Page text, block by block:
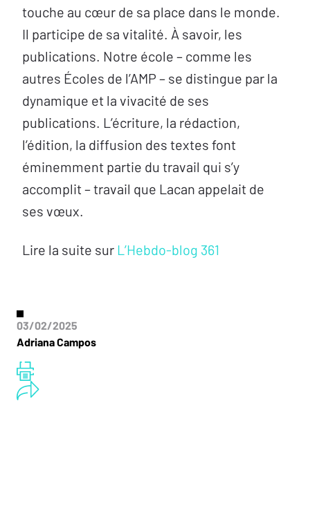
03/02/2025
Adriana Campos
touche au cœur de sa place dans le monde.
Il participe de sa vitalité. À savoir, les
publications. Notre école – comme les
autres Écoles de l’AMP – se distingue par la
dynamique et la vivacité de ses
publications. L’écriture, la rédaction,
l’édition, la diffusion des textes font
éminemment partie du travail qui s’y
accomplit – travail que Lacan appelait de
ses vœux.
Lire la suite sur L’Hebdo-blog 361